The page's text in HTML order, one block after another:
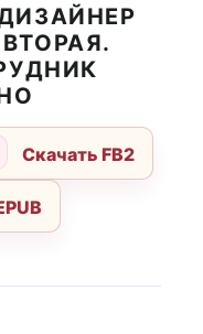
Скачать FB2